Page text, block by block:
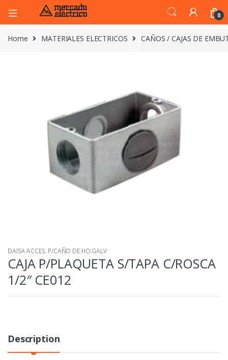
0
Home MATERIALES ELECTRICOS CAÑOS / CAJAS DE
DAISA ACCES. P/CAÑO DE HO.GALV
CAJA P/PLAQUETA S/TAPA C/ROSCA
1/2″ CE012
Description